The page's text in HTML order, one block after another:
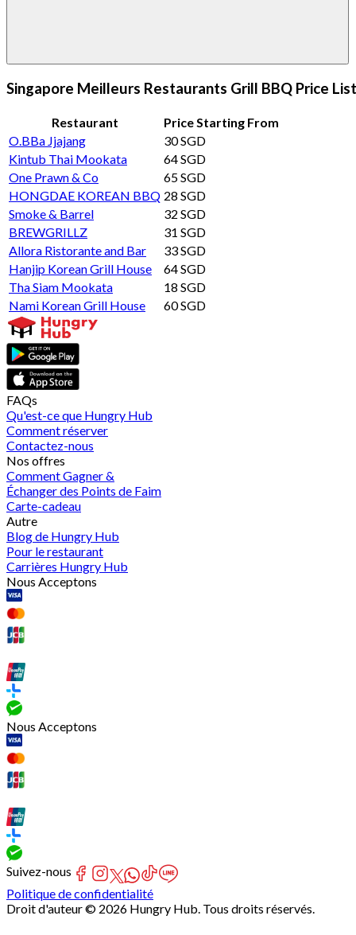
Singapore Meilleurs Restaurants Grill BBQ Price List
Restaurant
Price Starting From
O.BBa Jjajang
30 SGD
Kintub Thai Mookata
64 SGD
One Prawn & Co
65 SGD
HONGDAE KOREAN BBQ 28 SGD
Smoke & Barrel
32 SGD
BREWGRILLZ
31 SGD
Allora Ristorante and Bar
33 SGD
Hanjip Korean Grill House
64 SGD
Tha Siam Mookata
18 SGD
Nami Korean Grill House
60 SGD
FAQs
Qu'est-ce que Hungry Hub
Comment réserver
Contactez-nous
Nos offres
Comment Gagner &
Échanger des Points de Faim
Carte-cadeau
Autre
Blog de Hungry Hub
Pour le restaurant
Carrières Hungry Hub
Nous Acceptons
Nous Acceptons
Suivez-nous
Politique de confidentialité
Droit d'auteur © 2026 Hungry Hub. Tous droits réservés.